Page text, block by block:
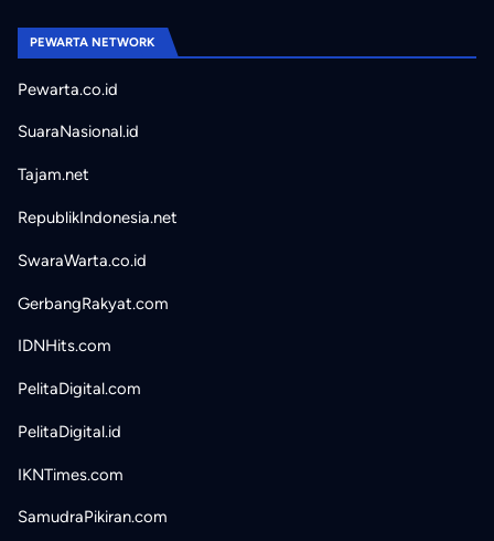
PEWARTA NETWORK
Pewarta.co.id
SuaraNasional.id
Tajam.net
RepublikIndonesia.net
SwaraWarta.co.id
GerbangRakyat.com
IDNHits.com
PelitaDigital.com
PelitaDigital.id
IKNTimes.com
SamudraPikiran.com